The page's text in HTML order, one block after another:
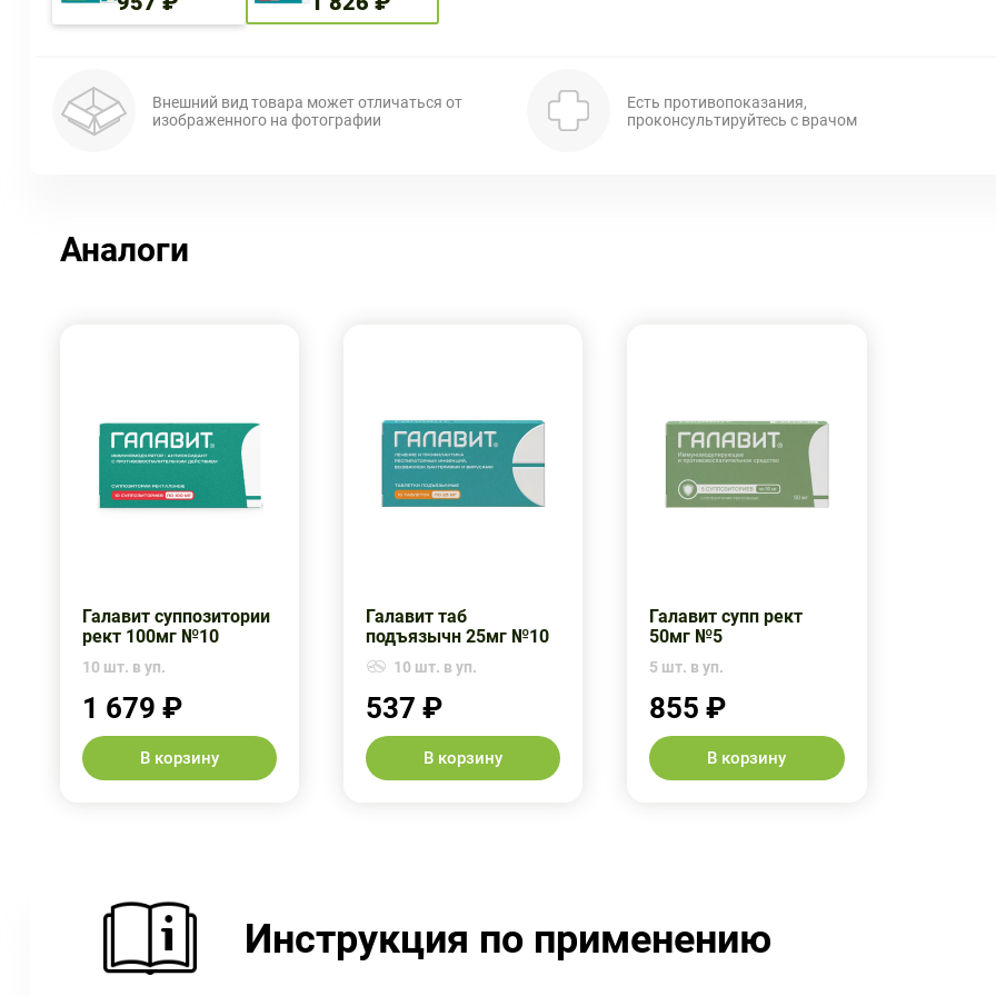
Внешний вид товара может отличаться от
изображенного на фотографии
Есть противопоказания,
проконсультируйтесь с врачом
Аналоги
Галавит суппозитории
рект 100мг №10
10 шт. в уп.
1 679 ₽
В корзину
Галавит таб
подъязычн 25мг №10
10 шт. в уп.
537 ₽
В корзину
Галавит супп рект
50мг №5
5 шт. в уп.
855 ₽
В корзину
Инструкция по применению